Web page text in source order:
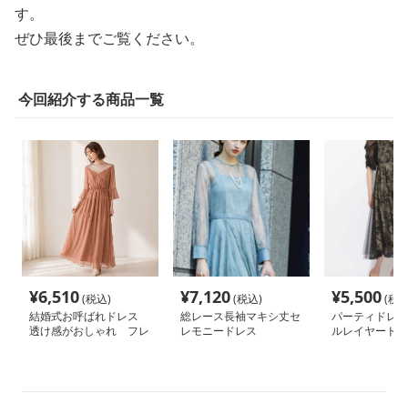
す。
ぜひ最後までご覧ください。
今回紹介する商品一覧
¥6,510(税込)
結婚式お呼ばれドレス
透け感がおしゃれ フレ
¥7,120(税込)
総レース長袖マキシ丈セ
レモニードレス
¥5,500(税
パーティドレ
ルレイヤード